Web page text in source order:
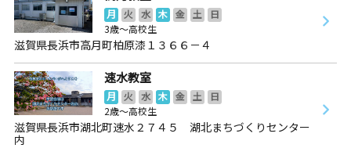
月 火 水 木 金 土
日
3歳～高校生
滋賀県長浜市高月町柏原漆１３６６－４
速水教室
月 火 水 木 金 土
日
2歳～高校生
滋賀県長浜市湖北町速水２７４５ 湖北まちづくりセンター
内